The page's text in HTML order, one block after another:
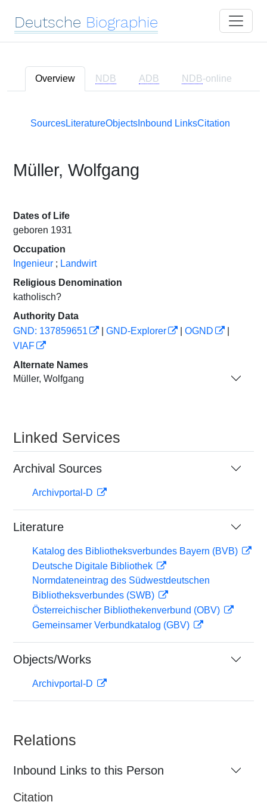
Deutsche Biographie
Overview NDB ADB NDB-online
SourcesLiteratureObjectsInbound LinksCitation
Müller, Wolfgang
Dates of Life
geboren 1931
Occupation
Ingenieur ; Landwirt
Religious Denomination
katholisch?
Authority Data
GND: 137859651
GND-Explorer OGND
VIAF
Alternate Names
Müller, Wolfgang
Linked Services
Archival Sources
Archivportal-D
Literature
Katalog des Bibliotheksverbundes Bayern (BVB)
Deutsche Digitale Bibliothek
Normdateneintrag des Südwestdeutschen
Bibliotheksverbundes (SWB)
Österreichischer Bibliothekenverbund (OBV)
Gemeinsamer Verbundkatalog (GBV)
Objects/Works
Archivportal-D
Relations
Inbound Links to this Person
Citation